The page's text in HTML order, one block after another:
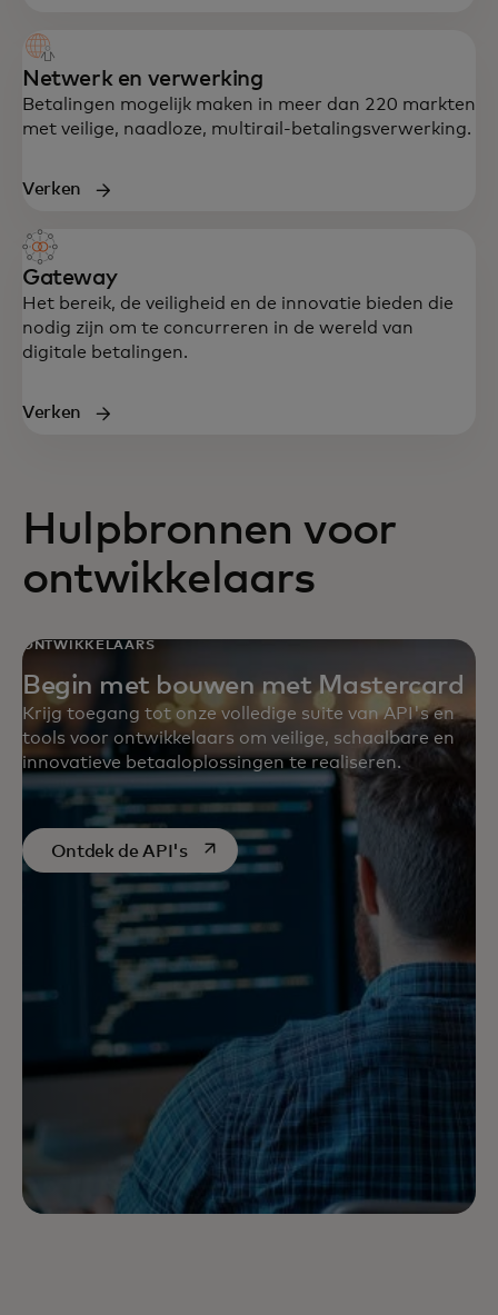
Netwerk en verwerking
Betalingen mogelijk maken in meer dan 220 markten
met veilige, naadloze, multirail-betalingsverwerking.
Verken
Gateway
Het bereik, de veiligheid en de innovatie bieden die
nodig zijn om te concurreren in de wereld van
digitale betalingen.
Verken
Hulpbronnen voor
ontwikkelaars
ONTWIKKELAARS
Begin met bouwen met Mastercard
Krijg toegang tot onze volledige suite van API's en
tools voor ontwikkelaars om veilige, schaalbare en
innovatieve betaaloplossingen te realiseren.
Ontdek de API'sopens in a new tab